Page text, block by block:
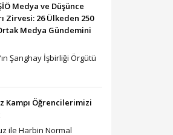
Medya ve Düşünce
Zirvesi: 26 Ülkeden 250
Medya Gündemini
Şanghay İşbirliği Örgütü
Kampı Öğrencilerimizi
ile Harbin Normal